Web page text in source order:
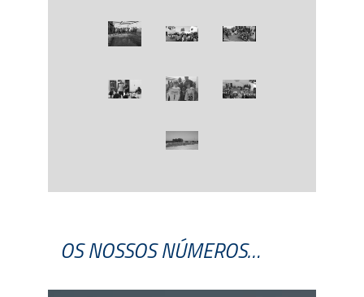
OS NOSSOS NÚMEROS…